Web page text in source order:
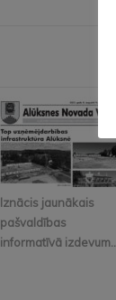
Iznācis jaunākais
pašvaldības
informatīvā izdevum...